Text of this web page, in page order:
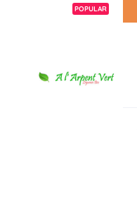
POPULAR